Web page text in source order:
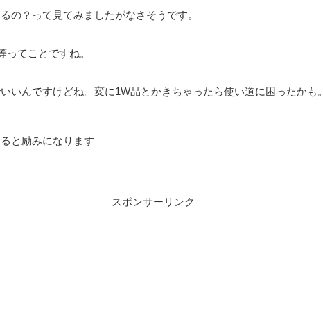
の？って見てみましたがなさそうです。
ってことですね。
いんですけどね。変に1W品とかきちゃったら使い道に困ったかも。
と励みになります
スポンサーリンク